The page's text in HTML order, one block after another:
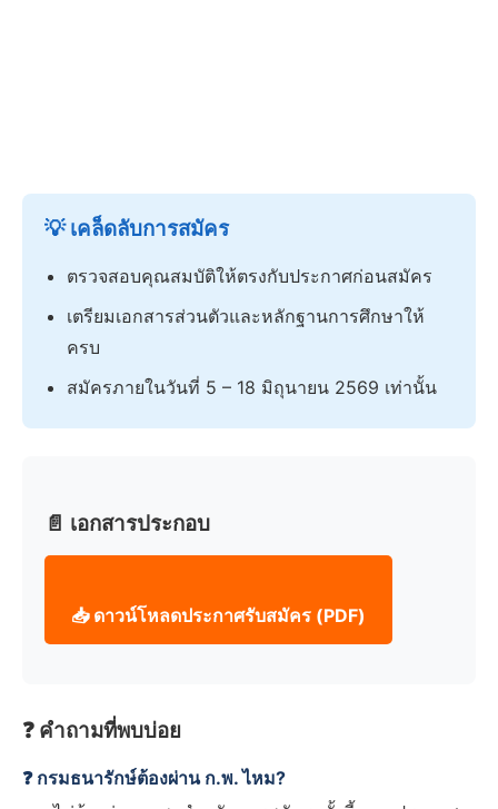
💡 เคล็ดลับการสมัคร
ตรวจสอบคุณสมบัติให้ตรงกับประกาศก่อนสมัคร
เตรียมเอกสารส่วนตัวและหลักฐานการศึกษาให้
ครบ
สมัครภายในวันที่ 5 – 18 มิถุนายน 2569 เท่านั้น
📄 เอกสารประกอบ
📥 ดาวน์โหลดประกาศรับสมัคร (PDF)
❓ คำถามที่พบบ่อย
❓ กรมธนารักษ์ต้องผ่าน ก.พ. ไหม?